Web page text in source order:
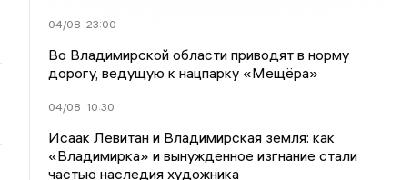
04/08 23:00
Во Владимирской области приводят в норму
дорогу, ведущую к нацпарку «Мещёра»
04/08 10:30
Исаак Левитан и Владимирская земля: как
«Владимирка» и вынужденное изгнание стали
частью наследия художника